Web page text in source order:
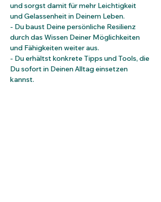
und sorgst damit für mehr Leichtigkeit
und Gelassenheit in Deinem Leben.
- Du baust Deine persönliche Resilienz
durch das Wissen Deiner Möglichkeiten
und Fähigkeiten weiter aus.
- Du erhältst konkrete Tipps und Tools, die
Du sofort in Deinen Alltag einsetzen
kannst.